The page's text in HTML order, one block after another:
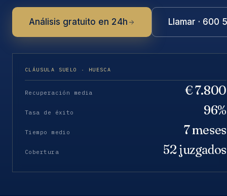
Análisis gratuito en 24h Llamar · 600
CLÁUSULA SUELO · HUESCA
Recuperación media € 7.800
Tasa de éxito 96%
Tiempo medio 7 meses
Cobertura 52 juzgados